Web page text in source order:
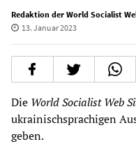
Redaktion der World Socialist
13. Januar 2023
Die World Socialist Web
ukrainischsprachigen
geben.